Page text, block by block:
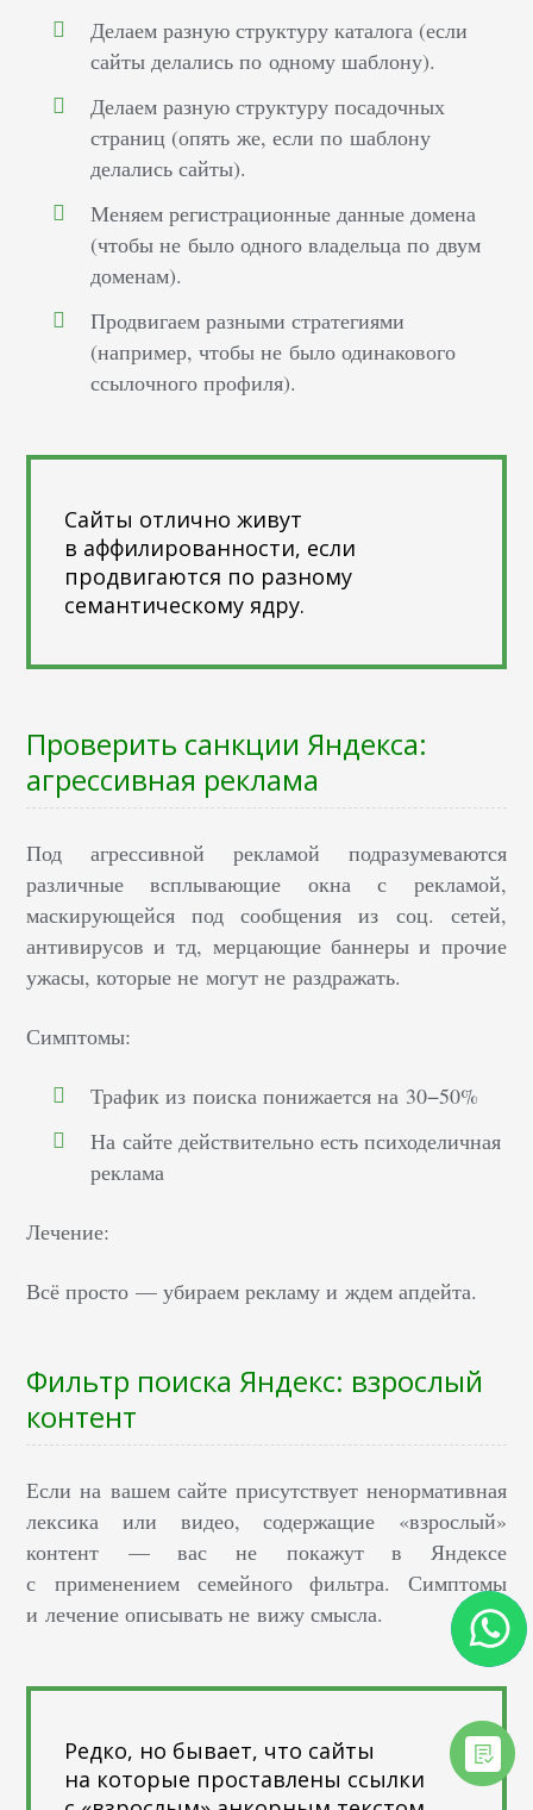
Делаем разную структуру каталога (если
сайты делались по одному шаблону).
Делаем разную структуру посадочных
страниц (опять же, если по шаблону
делались сайты).
Меняем регистрационные данные домена
(чтобы не было одного владельца по двум
доменам).
Продвигаем разными стратегиями
(например, чтобы не было одинакового
ссылочного профиля).
Сайты отлично живут
в аффилированности, если
продвигаются по разному
семантическому ядру.
Проверить санкции Яндекса:
агрессивная реклама
Под агрессивной рекламой подразумеваются
различные всплывающие окна с рекламой,
маскирующейся под сообщения из соц. сетей,
антивирусов и тд, мерцающие баннеры и прочие
ужасы, которые не могут не раздражать.
Симптомы:
Трафик из поиска понижается на 30−50%
На сайте действительно есть психоделичная
реклама
Лечение:
Всё просто — убираем рекламу и ждем апдейта.
Фильтр поиска Яндекс: взрослый
контент
Если на вашем сайте присутствует ненормативная
лексика или видео, содержащие «взрослый»
контент — вас не покажут в Яндексе
с применением семейного фильтра. Симптомы
и лечение описывать не вижу смысла.
Редко, но бывает, что сайты
на которые проставлены ссылки